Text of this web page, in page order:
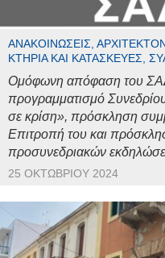
ΑΝΑΚΟΙΝΏΣΕΙΣ,
ΚΤΉΡΙΑ ΚΑΙ ΚΑΤΑΣΚΕΥΈΣ,
Ομόφωνη απόφαση του
προγραμματισμό
σε κρίση», πρόσκληση
Επιτροπή του και
προσυνεδριακών
25 ΟΚΤΩΒΡΊΟΥ 2024